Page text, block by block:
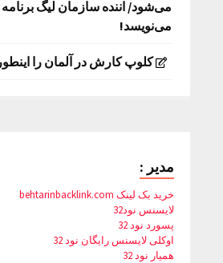
می‌شود/ اننده سازمان لیگ برنامه
می‌نویسد!
کلوپ کارش در آلمان را
مدیر :
خرید بک لینک behtarinbacklink.com
لایسنس نود32
پسورد نود 32
اوکلی لایسنس رایگان نود 32
همیار نود 32